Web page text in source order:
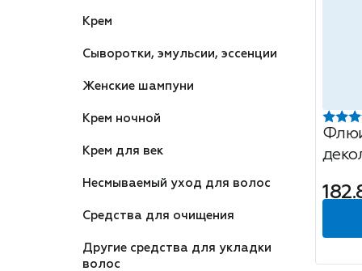
Крем
Сыворотки, эмульсии, эссенции
Женские шампуни
Крем ночной
Крем для век
Несмываемый уход для волос
Средства для очищения
Другие средства для укладки
волос